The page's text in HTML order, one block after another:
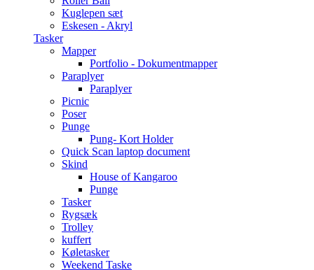
Kuglepen sæt
Eskesen - Akryl
Tasker
Mapper
Portfolio - Dokumentmapper
Paraplyer
Paraplyer
Picnic
Poser
Punge
Pung- Kort Holder
Quick Scan laptop document
Skind
House of Kangaroo
Punge
Tasker
Rygsæk
Trolley
kuffert
Køletasker
Weekend Taske